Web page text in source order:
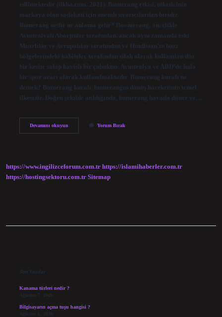
edilmektedir (ilkha.com, 2021). Bumerang etkisi, tüketicinin
markaya olan sadakati için önemli uyarıcılardan biridir.
Bumerang nedir ne anlama gelir? Boomerang, öncelikle
Avustralyalı Aborjinler tarafından, ancak aynı zamanda eski
Mısırlılar ve Avrupalılar tarafından ve Hindistan’ın bazı
bölgelerindeki kabileler tarafından silah olarak kullanılan düz
bir kesite sahip kavisli bir çubuktur. Avustralya ve ABD’de hala
bir spor aracı olarak kullanılmaktadır. Bumerang kuralı ne
demek? Bumerang kuralı, bumerangın dönüş hareketinin temel
ilkesidir. Doğru şekilde atıldığında, bumerang havada döner ve…
Devamını okuyunBumerang
Yorum Bırak
https://www.ingilizceforum.com.tr https://islamihaberler.com.tr
https://hostingsektoru.com.tr Sitemap
Son Yazılar
Kanama türleri nedir ?
Ağustos 7, 2026
Bilgisayarın açma tuşu hangisi ?
Ağustos 6, 2026